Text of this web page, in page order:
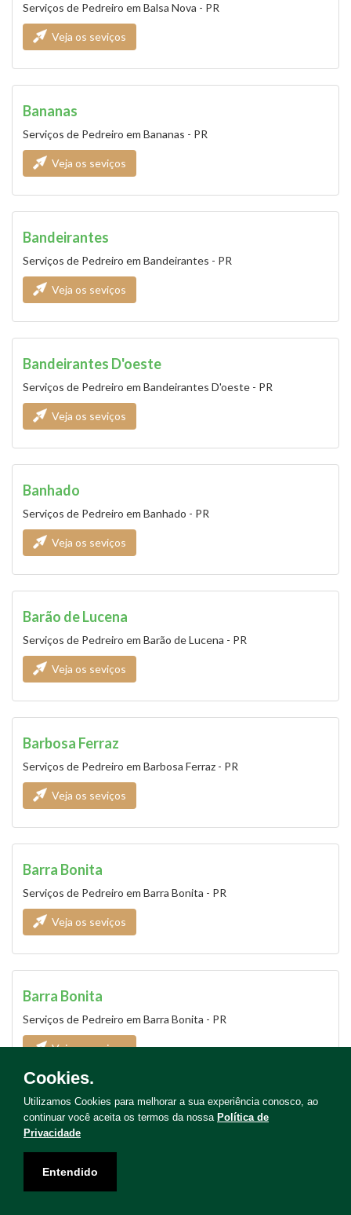
Serviços de Pedreiro em Balsa Nova - PR
Veja os seviços
Bananas
Serviços de Pedreiro em Bananas - PR
Veja os seviços
Bandeirantes
Serviços de Pedreiro em Bandeirantes - PR
Veja os seviços
Bandeirantes D'oeste
Serviços de Pedreiro em Bandeirantes D'oeste - PR
Veja os seviços
Banhado
Serviços de Pedreiro em Banhado - PR
Veja os seviços
Barão de Lucena
Serviços de Pedreiro em Barão de Lucena - PR
Veja os seviços
Barbosa Ferraz
Serviços de Pedreiro em Barbosa Ferraz - PR
Veja os seviços
Barra Bonita
Serviços de Pedreiro em Barra Bonita - PR
Veja os seviços
Barra Bonita
Serviços de Pedreiro em Barra Bonita - PR
Veja os seviços
Barra do Jacaré
Veja os seviços
Cookies.
Utilizamos Cookies para melhorar a sua experiência conosco, ao
continuar você aceita os termos da nossa Política de
Privacidade
Entendido